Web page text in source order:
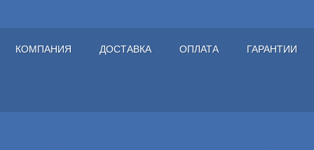
КОМПАНИЯ ДОСТАВКА ОПЛАТА ГАРАНТИИ